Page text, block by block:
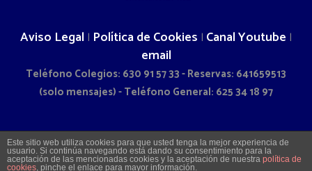
Aviso Legal | Política de Cookies | Canal Youtube |
email
Teléfono Colegios: 630 91 57 33 - Reservas: 641659513
(solo mensajes) - Teléfono General: 625 34 18 97
2026 © COMPLEJO ASTRONÓMICO LA HITA - CAMINO DOÑA
SOL S/N - LA VILLA DE DON FADRIQUE (TOLEDO)
Este sitio web utiliza cookies para que usted tenga la mejor experiencia de
usuario. Si continúa navegando está dando su consentimiento para la
aceptación de las mencionadas cookies y la aceptación de nuestra política de
cookies, pinche el enlace para mayor información.